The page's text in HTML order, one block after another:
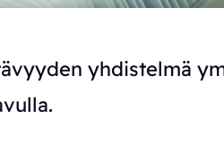
yhdistelmä